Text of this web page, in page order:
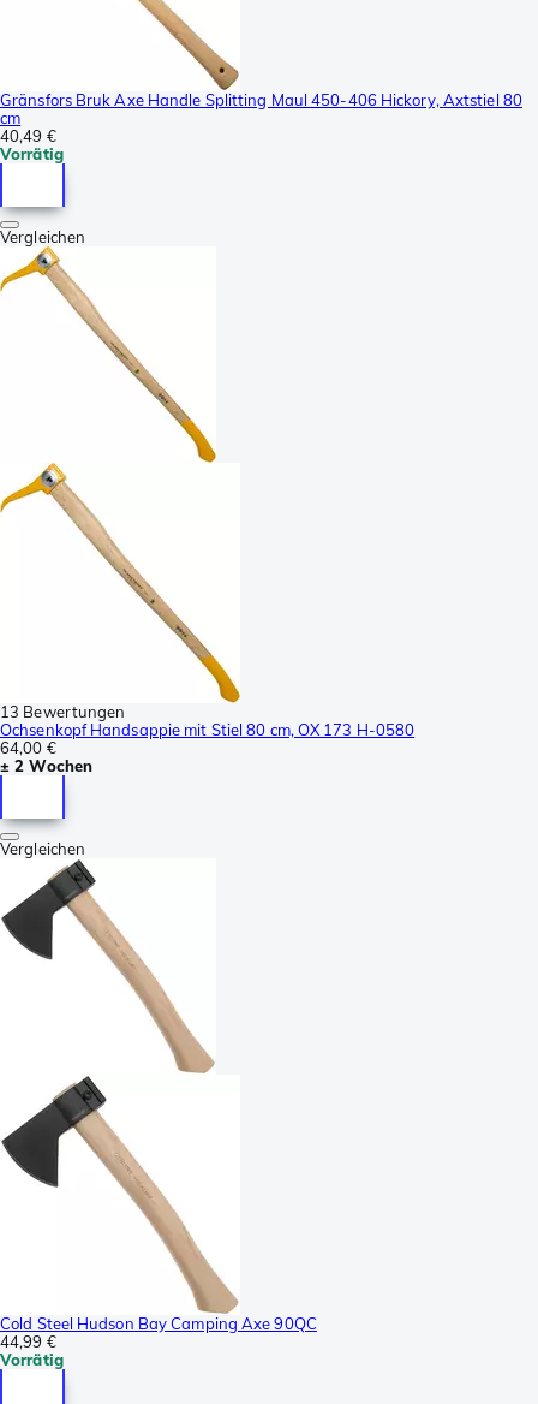
Gränsfors Bruk Axe Handle Splitting Maul 450-406 Hickory, Axtstiel 80
cm
40,49 €
Vorrätig
Vergleichen
13 Bewertungen
Ochsenkopf Handsappie mit Stiel 80 cm, OX 173 H-0580
64,00 €
± 2 Wochen
Vergleichen
Cold Steel Hudson Bay Camping Axe 90QC
44,99 €
Vorrätig